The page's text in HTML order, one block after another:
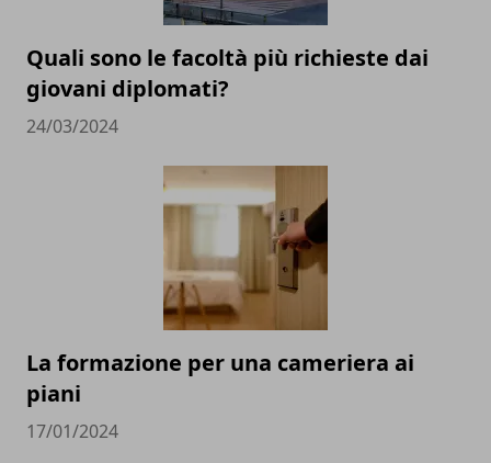
Quali sono le facoltà più richieste dai
giovani diplomati?
24/03/2024
La formazione per una cameriera ai
piani
17/01/2024